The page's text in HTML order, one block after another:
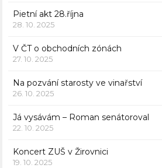
Pietní akt 28.října
28. 10. 2025
V ČT o obchodních zónách
27. 10. 2025
Na pozvání starosty ve vinařství
26. 10. 2025
Já vysávám – Roman senátoroval
22. 10. 2025
Koncert ZUŠ v Žirovnici
19. 10. 2025